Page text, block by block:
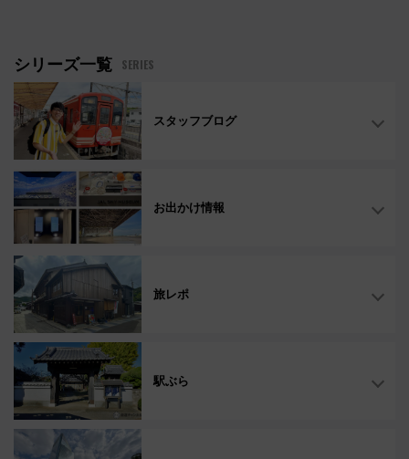
シリーズ一覧 SERIES
スタッフブログ
お出かけ情報
旅レポ
駅ぶら